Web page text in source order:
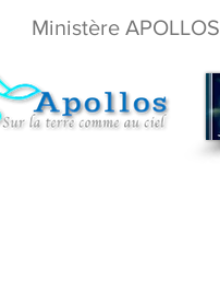
Ministère APOLLOS